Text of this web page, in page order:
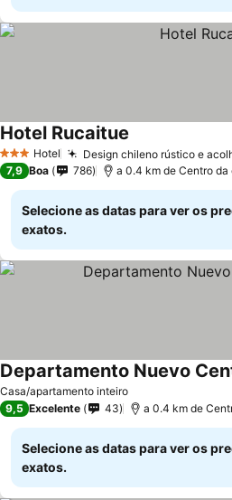
3 EstrelasHotel Design chileno rústico e
Hotel Rucaitue
7,9 Boa 786 a 0.4 km de Centro da
Selecione as datas para ver os
exatos.
Casa/apartamento inteiro
Departamento Nuevo
9,5 Excelente 43 a 0.4 km de
Selecione as datas para ver os
exatos.